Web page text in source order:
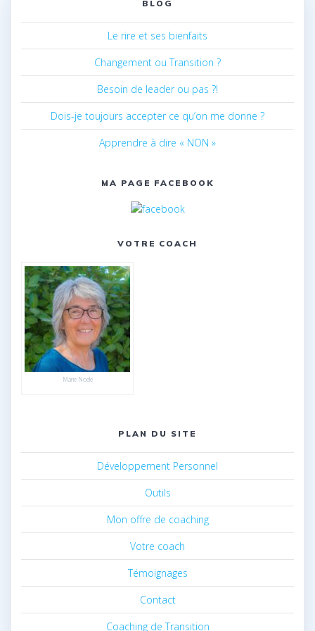
BLOG
Le rire et ses bienfaits
Changement ou Transition ?
Besoin de leader ou pas ?!
Dois-je toujours accepter ce qu’on me donne ?
Apprendre à dire « NON »
MA PAGE FACEBOOK
VOTRE COACH
Marie Noele
PLAN DU SITE
Développement Personnel
Outils
Mon offre de coaching
Votre coach
Témoignages
Contact
Coaching de Transition